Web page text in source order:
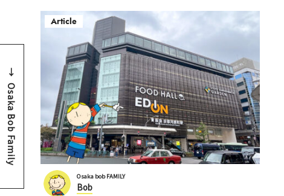
Osaka Bob Family
Article
Osaka bob FAMILY
Bob